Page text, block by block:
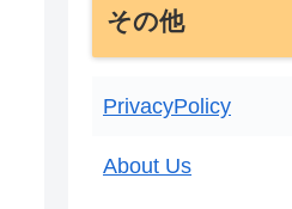
その他
PrivacyPolicy
About Us